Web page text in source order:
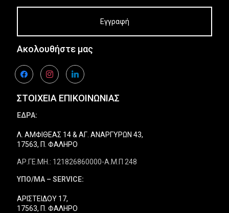
Ακολουθήστε μας
facebookinstagramlinkedin
ΣΤΟΙΧΕΙΑ ΕΠΙΚΟΙΝΩΝΙΑΣ
ΕΔΡΑ:
Λ. ΑΜΦΙΘΕΑΣ 14 & ΑΓ. ΑΝΑΡΓΥΡΩΝ 43,
17563, Π. ΦΑΛΗΡΟ
ΑΡ.ΓΕ.ΜΗ.: 121826860000-Α.Μ.Π 248
ΥΠΟ/ΜΑ – SERVICE:
ΑΡΙΣΤΕΙΔΟΥ 17,
17563, Π. ΦΑΛΗΡΟ